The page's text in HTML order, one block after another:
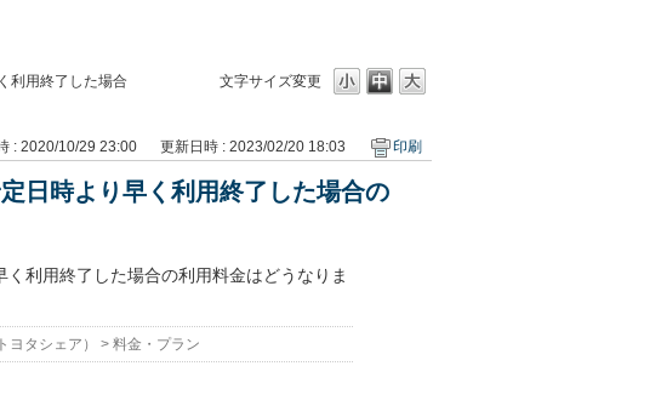
文字サイズ変更
利用終了した場合
: 2020/10/29 23:00 更新日時 : 2023/02/20 18:03 印刷
日時より早く利用終了した場合の
利用終了した場合の利用料金はどうなりま
ヨタシェア） > 料金・プラン